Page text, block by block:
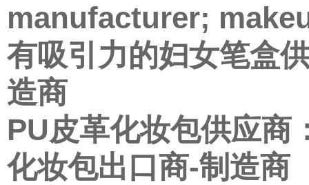
manufacturer;
有吸引力的妇女笔盒
造商
PU皮革化妆包供应商
化妆包出口商-制造商